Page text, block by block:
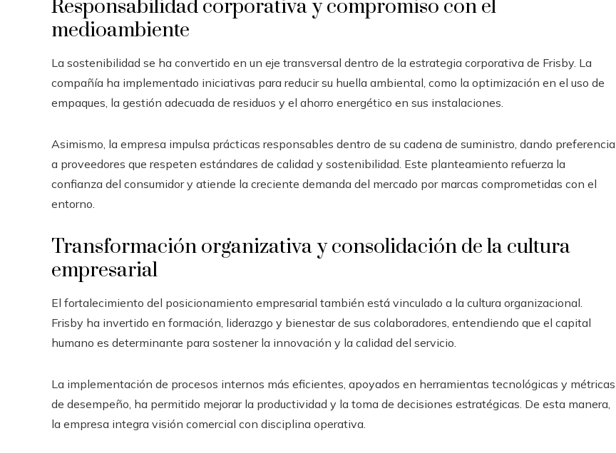
Responsabilidad corporativa y compromiso con el
medioambiente
La sostenibilidad se ha convertido en un eje transversal dentro de la estrategia corporativa de Frisby. La
compañía ha implementado iniciativas para reducir su huella ambiental, como la optimización en el uso de
empaques, la gestión adecuada de residuos y el ahorro energético en sus instalaciones.
Asimismo, la empresa impulsa prácticas responsables dentro de su cadena de suministro, dando preferencia
a proveedores que respeten estándares de calidad y sostenibilidad. Este planteamiento refuerza la
confianza del consumidor y atiende la creciente demanda del mercado por marcas comprometidas con el
entorno.
Transformación organizativa y consolidación de la cultura
empresarial
El fortalecimiento del posicionamiento empresarial también está vinculado a la cultura organizacional.
Frisby ha invertido en formación, liderazgo y bienestar de sus colaboradores, entendiendo que el capital
humano es determinante para sostener la innovación y la calidad del servicio.
La implementación de procesos internos más eficientes, apoyados en herramientas tecnológicas y métricas
de desempeño, ha permitido mejorar la productividad y la toma de decisiones estratégicas. De esta manera,
la empresa integra visión comercial con disciplina operativa.